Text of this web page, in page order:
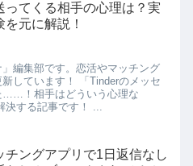
ってくる相手の心理は？実
を元に解説！
編集部です。恋活やマッチング
しています！ 「Tinderのメッセ
……！相手はどういう心理な
決する記事です！ ...
チングアプリで1日返信なし